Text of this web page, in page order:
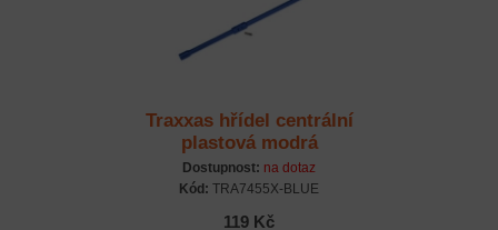
Traxxas hřídel centrální
plastová modrá
Dostupnost: na dotaz
Kód: TRA7455X-BLUE
119 Kč